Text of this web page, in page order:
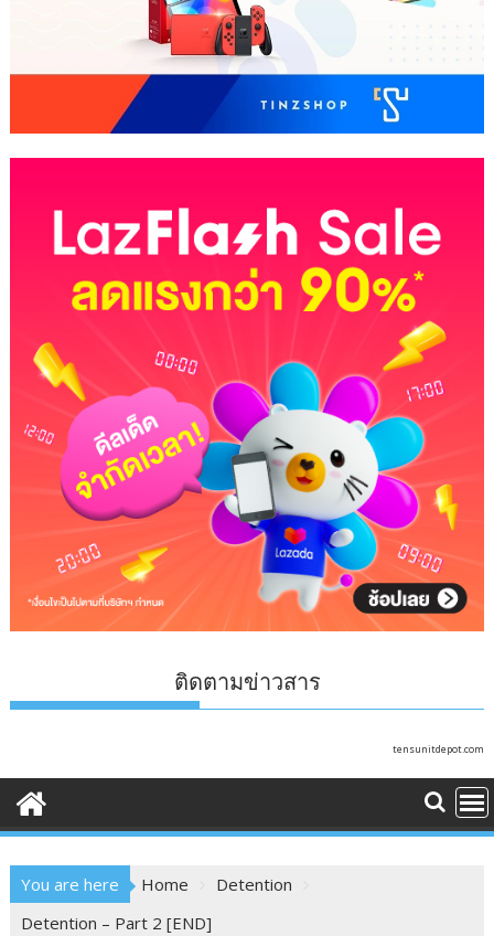
ติดตามข่าวสาร
tensunitdepot.com
You are here Home
Detention
Detention – Part 2 [END]